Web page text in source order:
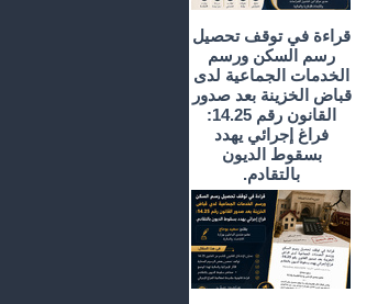
قراءة في توقف تحصيل
رسم السكن ورسم
الخدمات الجماعية لدى
قباض الخزينة بعد صدور
القانون رقم 14.25:
فراغ إجرائي يهدد
بسقوط الديون
بالتقادم.